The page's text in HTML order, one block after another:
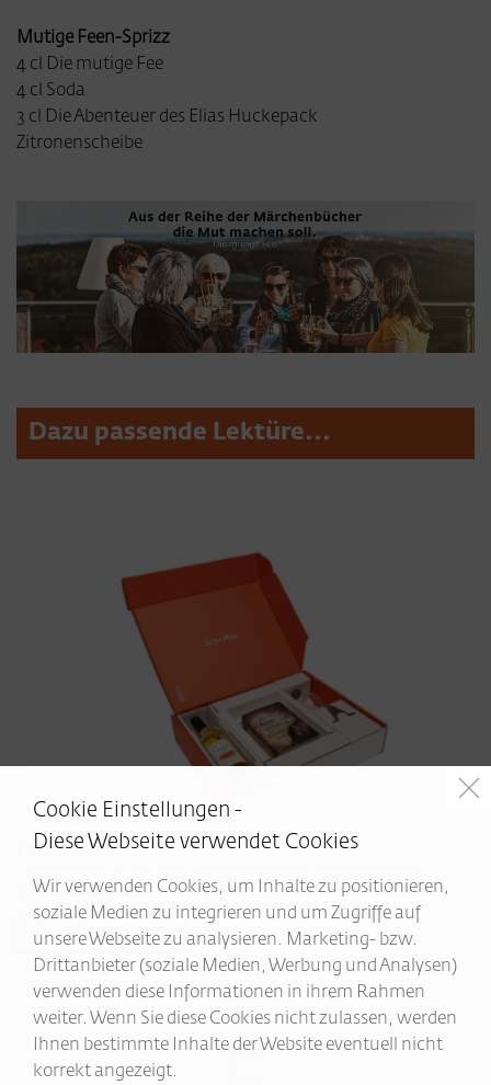
Mutige Feen-Sprizz
4 cl Die mutige Fee
4 cl Soda
3 cl Die Abenteuer des Elias Huckepack
Zitronenscheibe
Dazu passende Lektüre...
Feenstaub
Literaturglas
Zum Paketinhalt
Cookie Einstellungen -
Diese Webseite verwendet Cookies
Wir verwenden Cookies, um Inhalte zu positionieren,
soziale Medien zu integrieren und um Zugriffe auf
unsere Webseite zu analysieren. Marketing- bzw.
Drittanbieter (soziale Medien, Werbung und Analysen)
verwenden diese Informationen in ihrem Rahmen
weiter. Wenn Sie diese Cookies nicht zulassen, werden
Ihnen bestimmte Inhalte der Website eventuell nicht
korrekt angezeigt.